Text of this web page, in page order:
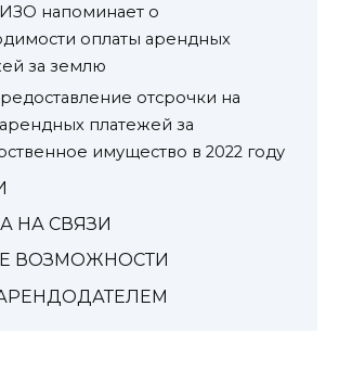
напоминает о
оплаты арендных
за землю
отсрочки на
арендных платежей за
имущество в 2022 году
НА СВЯЗИ
ВОЗМОЖНОСТИ